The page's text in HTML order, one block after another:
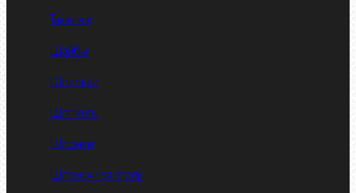
Такелаж
Шайбы
Шпильки
Шплинты
Шпонки
Шпоночная сталь